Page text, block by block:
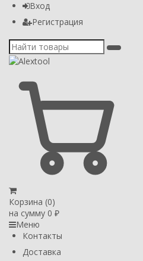
Вход
Регистрация
Корзина (0)
на сумму 0 ₽
Меню
Контакты
Доставка